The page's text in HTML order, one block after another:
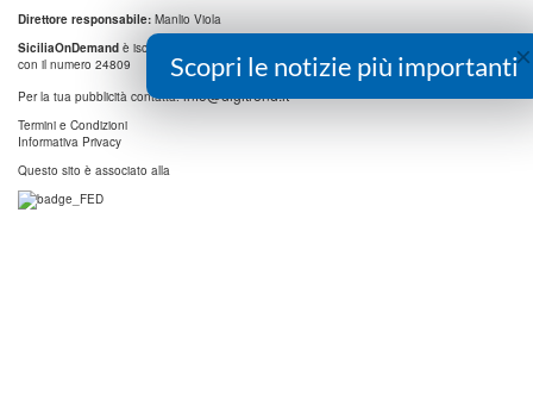
Direttore responsabile: Manlio Viola
SiciliaOnDemand è iscritta al
con il numero 24809
Per la tua pubblicità contatta:info@digitrend.it
Termini e Condizioni
Informativa Privacy
Questo sito è associato alla
×
Scopri le notizie più importanti